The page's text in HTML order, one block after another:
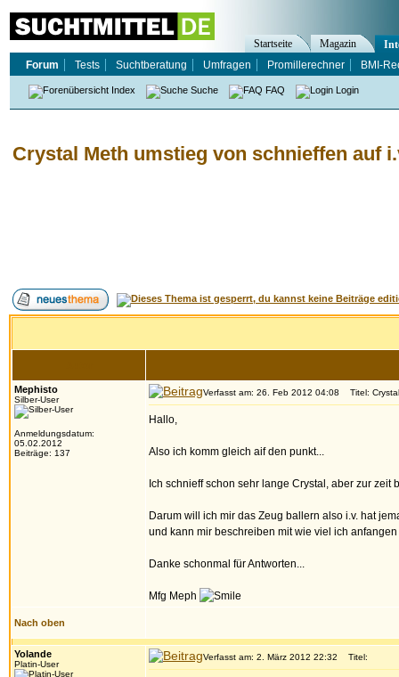
Crystal Meth umstieg von schnieffen auf
Mephisto
Silber-User
Anmeldungsdatum:
05.02.2012
Beiträge: 137
Verfasst am: 26. Feb 2012 04:08 Titel:
Hallo,
Also ich komm gleich aif den punkt...
Ich schnieff schon sehr lange Crystal, aber zur zeit
Darum will ich mir das Zeug ballern also i.v. hat
und kann mir beschreiben mit wie viel ich
Danke schonmal für Antworten...
Mfg Meph
Nach oben
Yolande
Platin-User
Verfasst am: 2. März 2012 22:32 Titel:
Startseite Magazin
Forum
Tests Suchtberatung Umfragen Promillerechner BMI-
Index Suche FAQ Login